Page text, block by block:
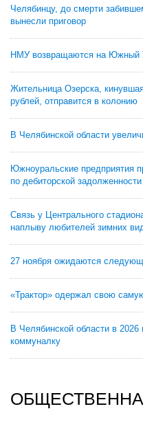
Челябинцу, до смерти
вынесли приговор
НМУ возвращаются на Южный
Жительница Озерска,
рублей, отправится в колонию
В Челябинской области
Южноуральские предприятия
по дебиторской задолженности
Связь у Центрального
наплыву любителей зимних
27 ноября ожидаются
«Трактор» одержал свою
В Челябинской области в
коммуналку